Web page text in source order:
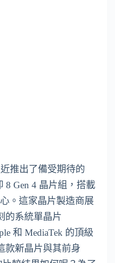
推出了備受期待的
8 Gen 4 晶片組，搭載
。這家晶片製造商展
的系統單晶片
和 MediaTek 的頂級
款新晶片與其前身